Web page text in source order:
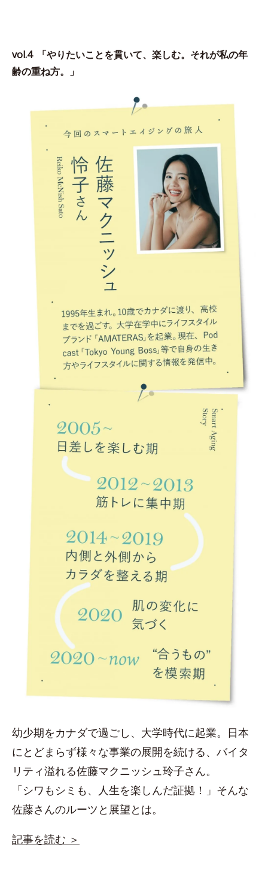
vol.4 「やりたいことを貫いて、楽しむ。それが私の年
齢の重ね方。」
幼少期をカナダで過ごし、大学時代に起業。日本
にとどまらず様々な事業の展開を続ける、バイタ
リティ溢れる佐藤マクニッシュ玲子さん。
「シワもシミも、人生を楽しんだ証拠！」そんな
佐藤さんのルーツと展望とは。
記事を読む ＞